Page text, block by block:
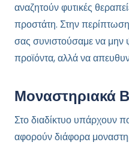
αναζητούν φυτικές
προστάτη. Στην
σας συνιστούσαμε να μην
προϊόντα, αλλά να
Μοναστηριακά
Στο διαδίκτυο υπάρχουν
αφορούν διάφορα